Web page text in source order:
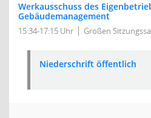
Werkausschuss des
Gebäudemanagement
15:34-17:15 Uhr Großen
Niederschrift öffentlich